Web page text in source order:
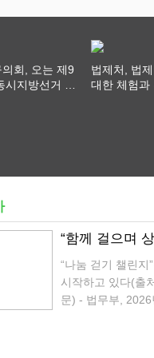
회, 오는 제9
시지방선거 ‧
법제처, 법
대한 체험과
“나눔 걷기 챌린지
시작하고 있다(출
문) - 법무부,